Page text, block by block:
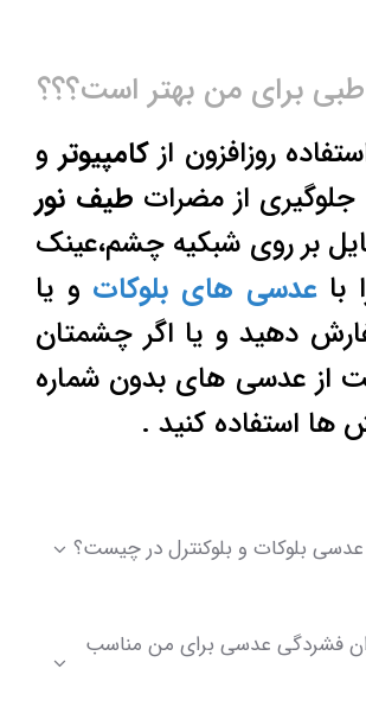
برای من بهتر است؟؟؟
روزافزون ازکامپیوتر و
جلوگیری از مضرات طیف نور
بر روی شبکیه چشم،عینک
باعدسی های بلوکات و یا
دهید و یا اگر چشمتان
از عدسی های بدون شماره
ها استفاده کنید .
بلوکات و بلوکنترل در چیست؟
فشردگی عدسی برای من مناسب